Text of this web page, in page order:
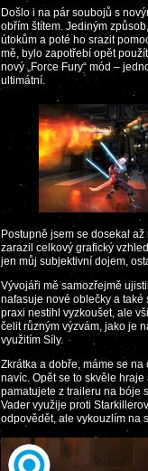
Došlo i na pár soubojů s
obřím štítem. Jediným
útokům a poté ho srazit
mě, bylo zapotřebí opět
nový „Force Fury“ mód –
ultimátní.
Postupně jsem se dosekal
zarazil celkový grafický
jen můj subjektivní dojem,
Vývojáři mě samozřejmě
nafasuje nové oblečky a také
praxi nestihl vyzkoušet, ale
čelit různým výzvám, jako je
využitím Síly.
Zkrátka a dobře, máme se
navíc. Opět se to skvěle
pamatujete z traileru na bóje
Vader využije proti
odpovědět, ale vykouzlím na